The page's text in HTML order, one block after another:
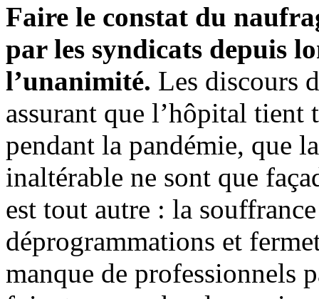
Faire le constat du
par les syndicats depuis
l’unanimité. Les discours
assurant que l’hôpital
pendant la pandémie, que
inaltérable ne sont que
est tout autre : la
déprogrammations et
manque de professionnels